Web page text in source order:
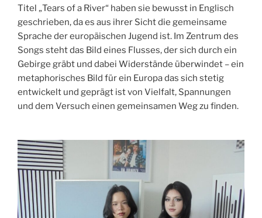
Titel „Tears of a River“ haben sie bewusst in Englisch
geschrieben, da es aus ihrer Sicht die gemeinsame
Sprache der europäischen Jugend ist. Im Zentrum des
Songs steht das Bild eines Flusses, der sich durch ein
Gebirge gräbt und dabei Widerstände überwindet – ein
metaphorisches Bild für ein Europa das sich stetig
entwickelt und geprägt ist von Vielfalt, Spannungen
und dem Versuch einen gemeinsamen Weg zu finden.